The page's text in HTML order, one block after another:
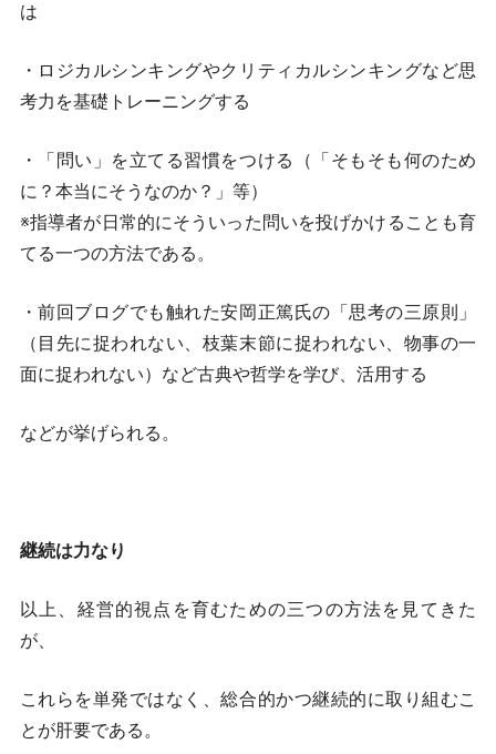
は
・ロジカルシンキングやクリティカルシンキングなど思
考力を基礎トレーニングする
・「問い」を立てる習慣をつける（「そもそも何のため
に？本当にそうなのか？」等）
※指導者が日常的にそういった問いを投げかけることも育
てる一つの方法である。
・前回ブログでも触れた安岡正篤氏の「思考の三原則」
（目先に捉われない、枝葉末節に捉われない、物事の一
面に捉われない）など古典や哲学を学び、活用する
などが挙げられる。
継続は力なり
以上、経営的視点を育むための三つの方法を見てきた
が、
これらを単発ではなく、総合的かつ継続的に取り組むこ
とが肝要である。